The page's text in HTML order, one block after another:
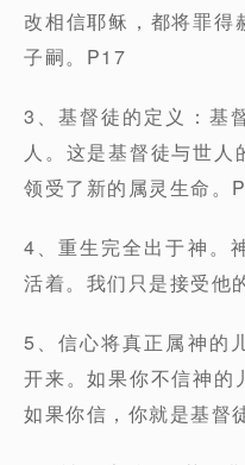
改相信耶稣，都将罪得
子嗣。P17
3、基督徒的定义：基
人。这是基督徒与世人
领受了新的属灵生命。
4、重生完全出于神。
活着。我们只是接受他
5、信心将真正属神的
开来。如果你不信神的
如果你信，你就是基督